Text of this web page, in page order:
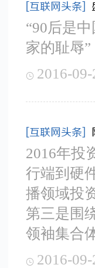
[互联网头条]
“90后是
家的耻辱
 2016-
[互联网头条]
2016年投
行端到硬
播领域投
第三是围
领袖集合
 2016-